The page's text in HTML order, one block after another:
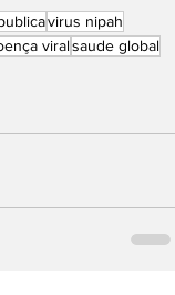
virus nipah
viralsaude global